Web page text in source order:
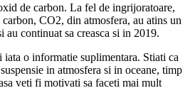
de carbon. La fel de ingrijoratoare,
CO2, din atmosfera, au atins un
continuat sa creasca si in 2019.
iata o informatie suplimentara. Stiati ca
in atmosfera si in oceane, timp
veti fi motivati sa faceti mai mult